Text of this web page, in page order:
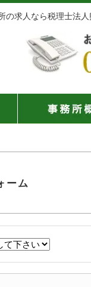
の求人なら税理士法
ーム